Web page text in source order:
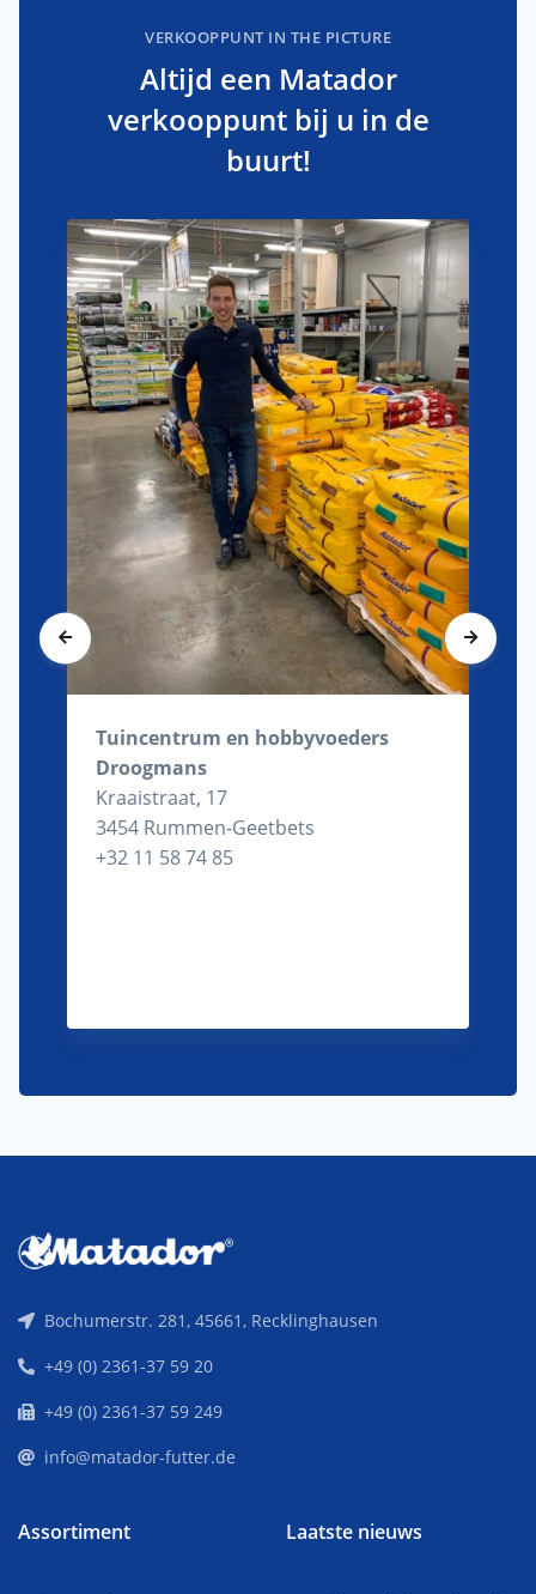
VERKOOPPUNT IN THE PICTURE
Altijd een Matador
verkooppunt bij u in de
buurt!
Tuincentrum en hobbyvoeders
Droogmans
Kraaistraat, 17
3454 Rummen-Geetbets
+32 11 58 74 85
Bochumerstr. 281, 45661, Recklinghausen
+49 (0) 2361-37 59 20
+49 (0) 2361-37 59 249
info@matador-futter.de
Assortiment Laatste nieuws